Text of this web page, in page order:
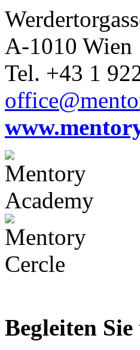
A-1010 Wien
Tel. +43 1
Begleiten